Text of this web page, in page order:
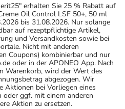
erhalten Sie 25 % Rabatt auf
Oil Control LSF 50+, 50 ml
bis 31.08.2026. Nur solange
auf rezeptpflichtige Artikel,
und Versandkosten sowie bei
Nicht mit anderen
Coupons) kombinierbar und nur
oder in der APONEO App. Nach
Warenkorb, wird der Wert des
abgezogen. Wir
Aktionen bei Vorliegen eines
ggf. mit einem anderen
Aktion zu ersetzen.